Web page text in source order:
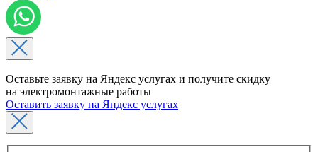
Оставьте заявку на Яндекс услугах и получите скидку
на электромонтажные работы
Оставить заявку на Яндекс услугах